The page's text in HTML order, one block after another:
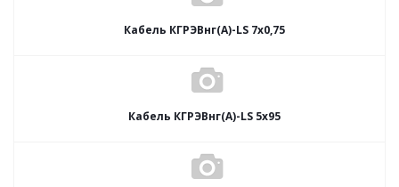
Кабель КГРЭВнг(А)-LS 7х0,75
Кабель КГРЭВнг(А)-LS 5х95